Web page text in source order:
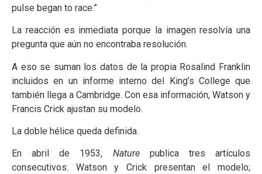
pulse began to race.”
La reacción es inmediata porque la imagen resolvía una
pregunta que aún no encontraba resolución.
A eso se suman los datos de la propia Rosalind Franklin
incluidos en un informe interno del King’s College que
también llega a Cambridge. Con esa información, Watson y
Francis Crick ajustan su modelo.
La doble hélice queda definida.
En abril de 1953, Naturepublica tres artículos
consecutivos: Watson y Crick presentan el modelo;